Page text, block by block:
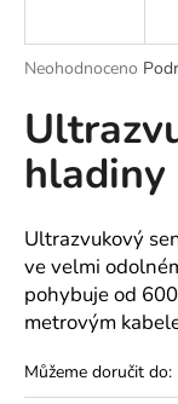
Průměrné
produktu
je
0,0
z
hvězdiček.
Neohodnoceno
Ultrazvukový
ve velmi
pohybuje od
metrovým
Můžeme doručit do:
j
t
?
D